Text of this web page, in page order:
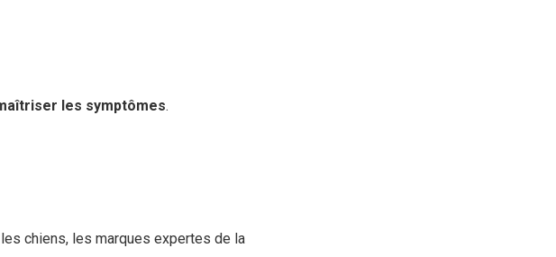
les symptômes.
chiens, les marques expertes de la